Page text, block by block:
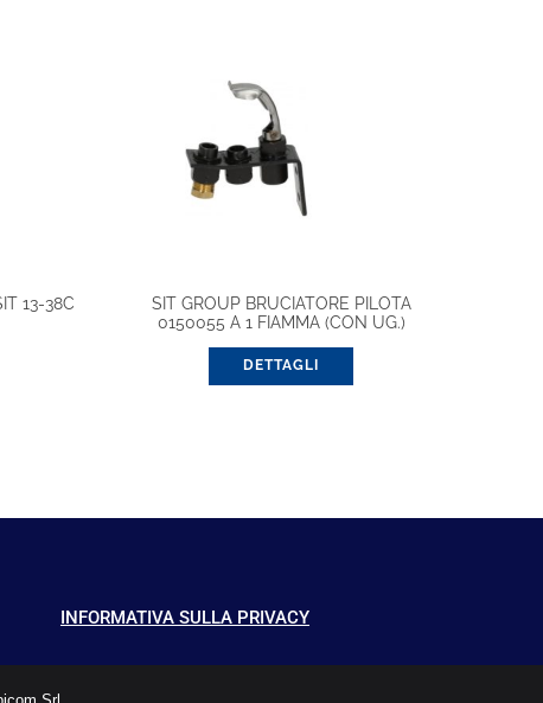
13-38C
SIT GROUP BRUCIATORE PILOTA
0150055 A 1 FIAMMA (CON UG.)
DETTAGLI
INFORMATIVA SULLA PRIVACY